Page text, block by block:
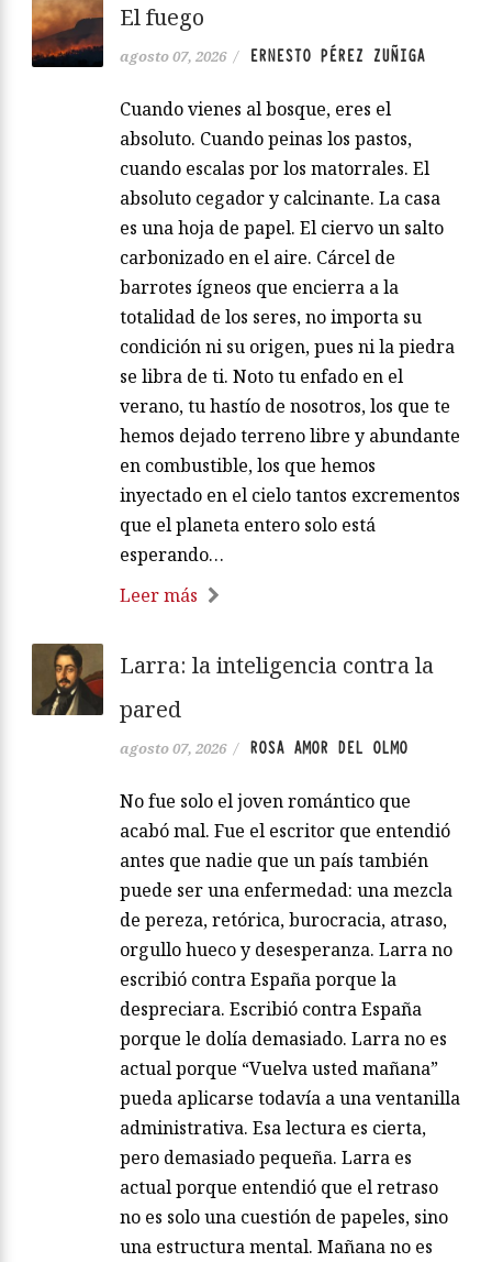
El fuego
agosto 07, 2026 / ERNESTO PÉREZ ZUÑIGA
Cuando vienes al bosque, eres el
absoluto. Cuando peinas los pastos,
cuando escalas por los matorrales. El
absoluto cegador y calcinante. La casa
es una hoja de papel. El ciervo un salto
carbonizado en el aire. Cárcel de
barrotes ígneos que encierra a la
totalidad de los seres, no importa su
condición ni su origen, pues ni la piedra
se libra de ti. Noto tu enfado en el
verano, tu hastío de nosotros, los que te
hemos dejado terreno libre y abundante
en combustible, los que hemos
inyectado en el cielo tantos excrementos
que el planeta entero solo está
esperando…
Leer más
Larra: la inteligencia contra la
pared
agosto 07, 2026 / ROSA AMOR DEL OLMO
No fue solo el joven romántico que
acabó mal. Fue el escritor que entendió
antes que nadie que un país también
puede ser una enfermedad: una mezcla
de pereza, retórica, burocracia, atraso,
orgullo hueco y desesperanza. Larra no
escribió contra España porque la
despreciara. Escribió contra España
porque le dolía demasiado. Larra no es
actual porque “Vuelva usted mañana”
pueda aplicarse todavía a una ventanilla
administrativa. Esa lectura es cierta,
pero demasiado pequeña. Larra es
actual porque entendió que el retraso
no es solo una cuestión de papeles, sino
una estructura mental. Mañana no es